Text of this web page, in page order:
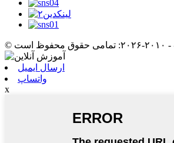
ارسال ایمیل
واتساپ
x